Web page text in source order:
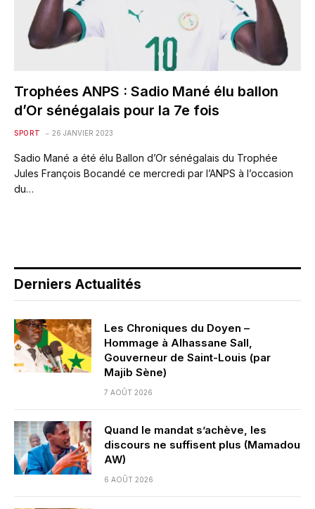
Trophées ANPS : Sadio Mané élu ballon
d’Or sénégalais pour la 7e fois
SPORT 26 JANVIER 2023
Sadio Mané a été élu Ballon d’Or sénégalais du Trophée
Jules François Bocandé ce mercredi par l’ANPS à l’occasion
du…
Derniers Actualités
Les Chroniques du Doyen –
Hommage à Alhassane Sall,
Gouverneur de Saint-Louis (par
Majib Sène)
7 AOÛT 2026
Quand le mandat s’achève, les
discours ne suffisent plus (Mamadou
AW)
6 AOÛT 2026